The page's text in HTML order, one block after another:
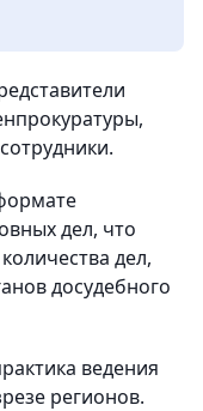
дел, что
дел,
досудебного
ведения
регионов.